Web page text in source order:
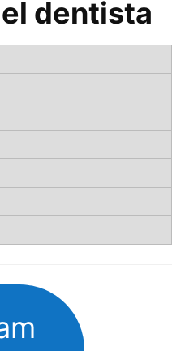
dentista